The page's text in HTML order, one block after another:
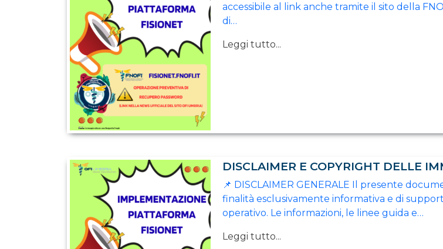
accessibile al link anche tramite il sito della
di…
Leggi tutto...
DISCLAIMER E COPYRIGHT DELLE
📌 DISCLAIMER GENERALE Il presente
finalità esclusivamente informativa e di
operativo. Le informazioni, le linee guida e…
Leggi tutto...